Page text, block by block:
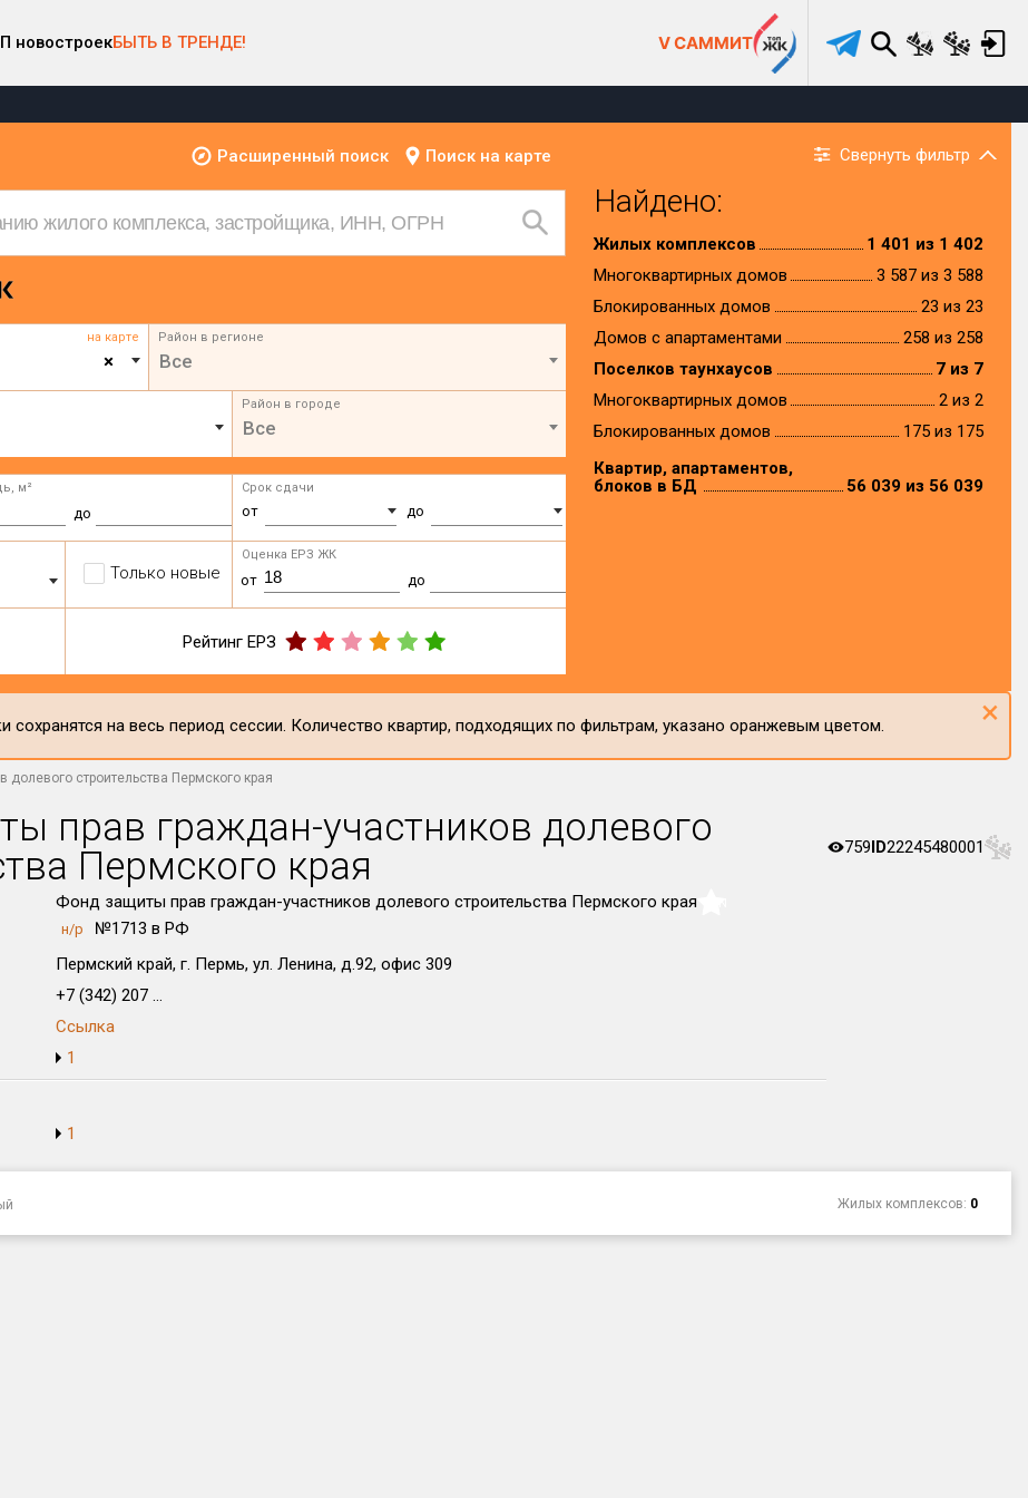
новостроекБЫТЬ В ТРЕНДЕ! V САММИТ
Расширенный поиск Поиск на карте Свернуть фильтр
на карте
×
Район в регионе
Все
Район в городе
Все
м²
до
Срок сдачи
от до
Только новые
Оценка ЕРЗ ЖК
от до
Рейтинг ЕРЗ
Найдено:
Жилых комплексов
1 401 из 1 402
Многоквартирных домов
3 587 из 3 588
Блокированных домов
23 из 23
Домов с апартаментами
258 из 258
Поселков таунхаусов
7 из 7
Многоквартирных домов
2 из 2
Блокированных домов
175 из 175
Квартир, апартаментов,
блоков в БД
56 039 из 56 039
на весь период сессии. Количество квартир, подходящих по фильтрам, указано оранжевым цветом. ×
строительства Пермского края
прав граждан-участников долевого
Пермского края
759ID22245480001
Фонд защиты прав граждан-участников долевого строительства Пермского края
н/р
№1713 в РФ
Пермский край, г. Пермь, ул. Ленина, д.92, офис 309
+7 (342) 207 ...
Ссылка
1
1
Жилых комплексов: 0